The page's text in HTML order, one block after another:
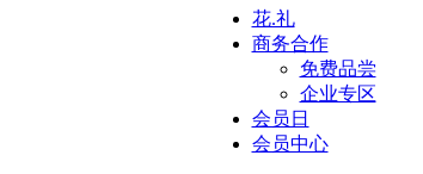
花.礼
商务合作
免费品尝
企业专区
会员日
会员中心